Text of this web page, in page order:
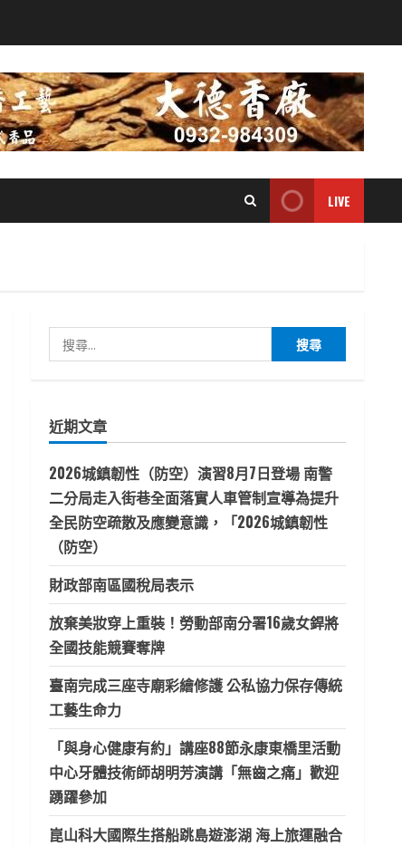
LIVE
尋
字:
近期文章
2026城鎮韌性（防空）演習8月7日登場 南警
二分局走入街巷全面落實人車管制宣導為提升
全民防空疏散及應變意識，「2026城鎮韌性
（防空）
財政部南區國稅局表示
放棄美妝穿上重裝！勞動部南分署16歲女銲將
全國技能競賽奪牌
臺南完成三座寺廟彩繪修護 公私協力保存傳統
工藝生命力
「與身心健康有約」講座88節永康東橋里活動
中心牙體技術師胡明芳演講「無齒之痛」歡迎
踴躍參加
崑山科大國際生搭船跳島遊澎湖 海上旅運融合